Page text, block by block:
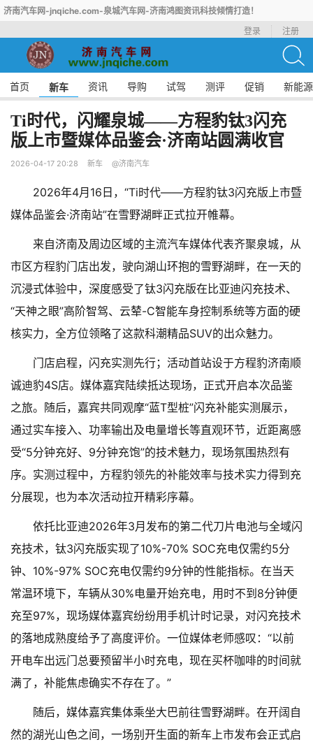
济南汽车网-jnqiche.com-泉城汽车网-济南鸿图资讯科技倾情打造！
登录
注册
首页 新车 资讯 导购 试驾 测评 促销 新能源
Ti时代，闪耀泉城——方程豹钛3闪充
版上市暨媒体品鉴会·济南站圆满收官
2026-04-17 20:28 新车 @济南汽车
2026年4月16日，“Ti时代——方程豹钛3闪充版上市暨
媒体品鉴会·济南站”在雪野湖畔正式拉开帷幕。
来自济南及周边区域的主流汽车媒体代表齐聚泉城，从
市区方程豹门店出发，驶向湖山环抱的雪野湖畔，在一天的
沉浸式体验中，深度感受了钛3闪充版在比亚迪闪充技术、
“天神之眼”高阶智驾、云辇-C智能车身控制系统等方面的硬
核实力，全方位领略了这款科潮精品SUV的出众魅力。
门店启程，闪充实测先行；活动首站设于方程豹济南顺
诚迪豹4S店。媒体嘉宾陆续抵达现场，正式开启本次品鉴
之旅。随后，嘉宾共同观摩“蓝T型桩”闪充补能实测展示，
通过实车接入、功率输出及电量增长等直观环节，近距离感
受“5分钟充好、9分钟充饱”的技术魅力，现场氛围热烈有
序。实测过程中，方程豹领先的补能效率与技术实力得到充
分展现，也为本次活动拉开精彩序幕。
依托比亚迪2026年3月发布的第二代刀片电池与全域闪
充技术，钛3闪充版实现了10%-70% SOC充电仅需约5分
钟、10%-97% SOC充电仅需约9分钟的性能指标。在当天
常温环境下，车辆从30%电量开始充电，用时不到8分钟便
充至97%，现场媒体嘉宾纷纷用手机计时记录，对闪充技术
的落地成熟度给予了高度评价。一位媒体老师感叹：“以前
开电车出远门总要预留半小时充电，现在买杯咖啡的时间就
满了，补能焦虑确实不存在了。”
随后，媒体嘉宾集体乘坐大巴前往雪野湖畔。在开阔自
然的湖光山色之间，一场别开生面的新车上市发布会正式启